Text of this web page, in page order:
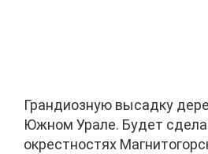
Грандиозную высадку
Южном Урале. Будет
окрестностях